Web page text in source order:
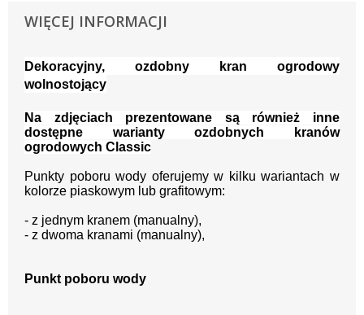
WIĘCEJ INFORMACJI
Dekoracyjny, ozdobny kran ogrodowy
wolnostojący
Na zdjęciach prezentowane są również inne
dostępne warianty ozdobnych kranów
ogrodowych Classic
Punkty poboru wody oferujemy w kilku wariantach w
kolorze piaskowym lub grafitowym:
- z jednym kranem (manualny),
- z dwoma kranami (manualny),
Punkt poboru wody